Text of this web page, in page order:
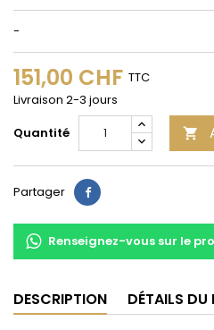
-
151,00 CHF TTC
Livraison 2-3 jours
Quantité

Partager Partager
Renseignez-vous sur le
DESCRIPTION DÉTAILS DU